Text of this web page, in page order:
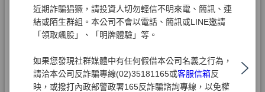
近期詐騙猖獗，請投資人切勿輕信不明來電、簡訊、連
結或陌生群組。本公司不會以電話、簡訊或LINE邀請
「領取飆股」、「明牌體驗」等。
如果您發現社群媒體中有任何假借本公司名義之行為，
請洽本公司反詐騙專線(02)35181165或客服信箱反
映，或撥打內政部警政署165反詐騙諮詢專線，以免權